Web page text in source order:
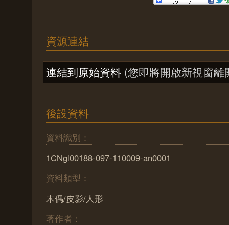
資源連結
連結到原始資料 (您即將開啟新視窗離
後設資料
資料識別：
1CNgl00188-097-110009-an0001
資料類型：
木偶/皮影/人形
著作者：